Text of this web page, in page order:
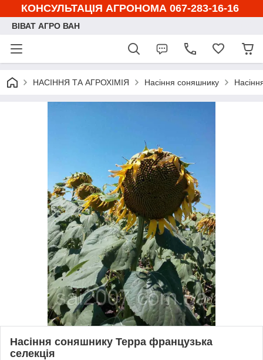
КОНСУЛЬТАЦІЯ АГРОНОМА 067-283-16-16
ВІВАТ АГРО ВАН
НАСІННЯ ТА АГРОХІМІЯ Насіння соняшнику
Насіння соняшнику Терра французька
селекція